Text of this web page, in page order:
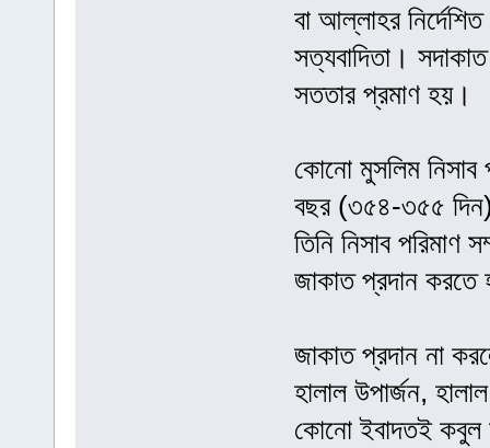
বা আল্লাহর
সত্যবাদিতা।
সততার প্রমাণ হয়।
কোনো মুসলিম নিসাব
বছর (৩৫৪-৩৫৫
তিনি নিসাব পরিমাণ
জাকাত প্রদান করতে
জাকাত প্রদান না
হালাল উপার্জন,
কোনো ইবাদতই কবুল